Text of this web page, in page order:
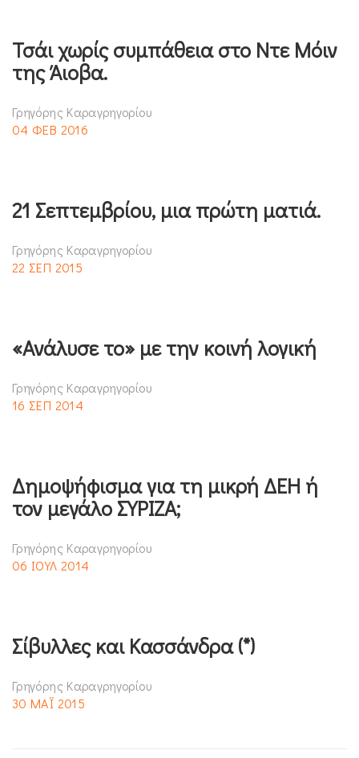
Τσάι χωρίς συμπάθεια στο Ντε Μόιν
της Άιοβα.
Γρηγόρης Καραγρηγορίου
04 ΦΕΒ 2016
21 Σεπτεμβρίου, μια πρώτη ματιά.
Γρηγόρης Καραγρηγορίου
22 ΣΕΠ 2015
«Ανάλυσε το» με την κοινή λογική
Γρηγόρης Καραγρηγορίου
16 ΣΕΠ 2014
Δημοψήφισμα για τη μικρή ΔΕΗ ή
τον μεγάλο ΣΥΡΙΖΑ;
Γρηγόρης Καραγρηγορίου
06 ΙΟΥΛ 2014
Σίβυλλες και Κασσάνδρα (*)
Γρηγόρης Καραγρηγορίου
30 ΜΑΪ 2015